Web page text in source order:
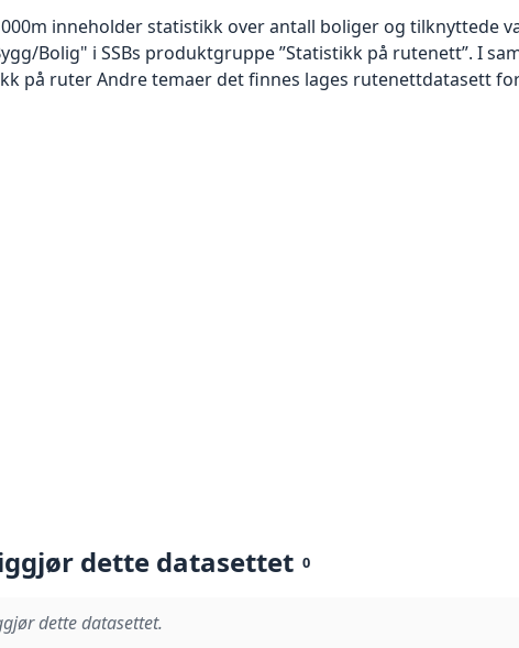
inneholder statistikk over antall boliger og tilknyttede
Bolig" i SSBs produktgruppe ”Statistikk på rutenett”. I
på ruter Andre temaer det finnes lages rutenettdatasett
dette datasettet 0
dette datasettet.